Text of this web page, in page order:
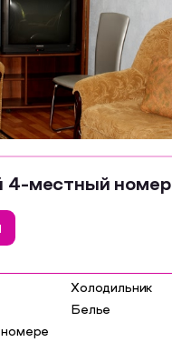
4-местный номер
Холодильник
Белье
номере